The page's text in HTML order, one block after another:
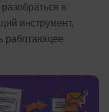
в
инструмент,
работающее